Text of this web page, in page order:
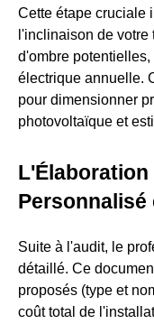
Cette étape cruciale
l'inclinaison de
d'ombre
électrique annuelle.
pour dimensionner
photovoltaïque et
Personnalisé
Suite à l'audit, le
détaillé. Ce
proposés (type et
coût total de